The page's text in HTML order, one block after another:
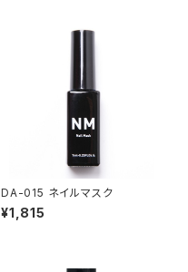
DA-015 ネイルマスク
¥1,815